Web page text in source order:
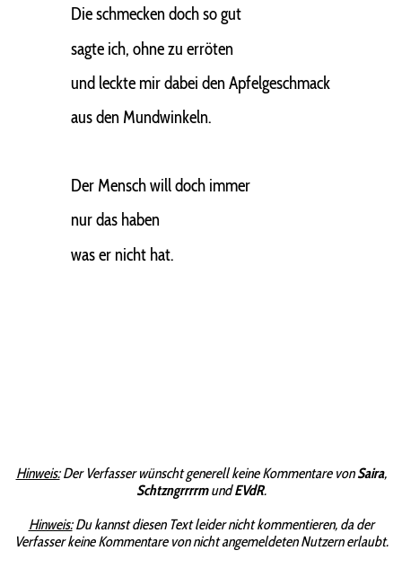
Die schmecken doch so gut
sagte ich, ohne zu erröten
und leckte mir dabei den Apfelgeschmack
aus den Mundwinkeln.
Der Mensch will doch immer
nur das haben
was er nicht hat.
Hinweis:Der Verfasser wünscht generell keine Kommentare vonSaira,
SchtzngrrrrmundEVdR.
Hinweis:Du kannst diesen Text leider nicht kommentieren, da der
Verfasser keine Kommentare von nicht angemeldeten Nutzern erlaubt.